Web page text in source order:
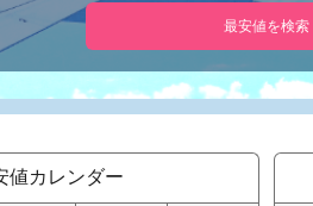
最安値を検索
値カレンダー